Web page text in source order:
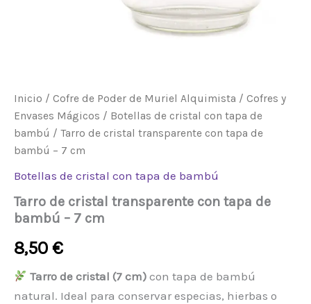
Inicio / Cofre de Poder de Muriel Alquimista / Cofres y
Envases Mágicos / Botellas de cristal con tapa de
bambú / Tarro de cristal transparente con tapa de
bambú – 7 cm
Botellas de cristal con tapa de bambú
Tarro de cristal transparente con tapa de
bambú – 7 cm
8,50 €
Tarro de cristal (7 cm) con tapa de bambú
natural. Ideal para conservar especias, hierbas o